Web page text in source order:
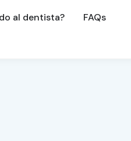
al dentista?
FAQs